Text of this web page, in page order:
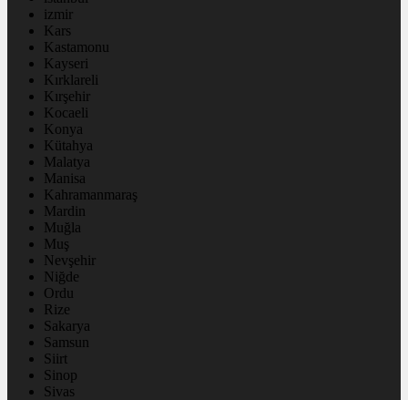
izmir
Kars
Kastamonu
Kayseri
Kırklareli
Kırşehir
Kocaeli
Konya
Kütahya
Malatya
Manisa
Kahramanmaraş
Mardin
Muğla
Muş
Nevşehir
Niğde
Ordu
Rize
Sakarya
Samsun
Siirt
Sinop
Sivas